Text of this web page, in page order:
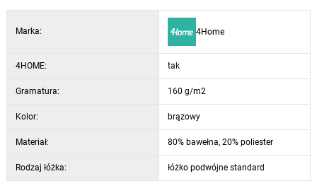
subtelne i eleganckie kolory
Marka: 4Home
4HOME: tak
Gramatura: 160 g/m2
Kolor: brązowy
Materiał: 80% bawełna, 20% poliester
Rodzaj łóżka: łóżko podwójne standard